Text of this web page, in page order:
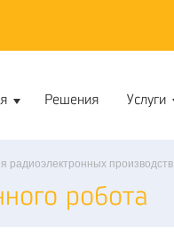
Решения Услуги
радиоэлектронных производств
робота